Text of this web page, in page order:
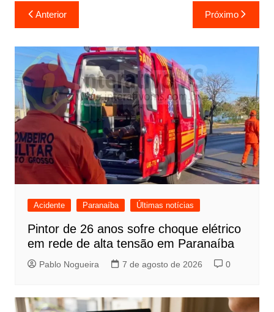
Navegação
de
Post
Anterior Próximo
Acidente Paranaíba Últimas notícias
Pintor de 26 anos sofre choque elétrico
em rede de alta tensão em Paranaíba
Pablo Nogueira 7 de agosto de 2026 0